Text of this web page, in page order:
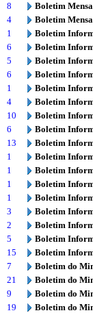
8
Boletim
4
Boletim
1
Boletim
6
Boletim
5
Boletim
6
Boletim
1
Boletim
4
Boletim
10
Boletim
6
Boletim
13
Boletim
1
Boletim
1
Boletim
1
Boletim
1
Boletim
3
Boletim
2
Boletim
5
Boletim
15
Boletim
7
Boletim do
21
Boletim do
9
Boletim do
19
Boletim do